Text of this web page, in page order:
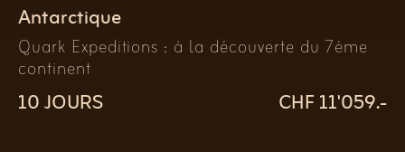
Antarctique
Quark Expeditions : à la découverte du 7ème
continent
10 JOURS
CHF 11'059.-